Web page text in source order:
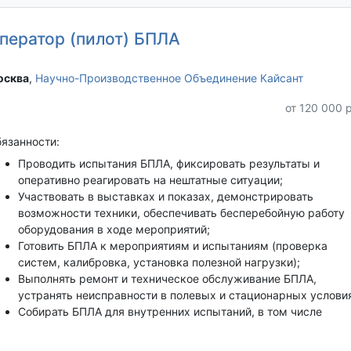
(пилот) БПЛА
, Научно-Производственное Объединение Кайсант
от 120 000
Проводить испытания БПЛА, фиксировать результаты и
оперативно реагировать на нештатные ситуации;
Участвовать в выставках и показах, демонстрировать
возможности техники, обеспечивать бесперебойную работу
оборудования в ходе мероприятий;
Готовить БПЛА к мероприятиям и испытаниям (проверка
систем, калибровка, установка полезной нагрузки);
Выполнять ремонт и техническое обслуживание БПЛА,
устранять неисправности в полевых и стационарных
Собирать БПЛА для внутренних испытаний, в том числе